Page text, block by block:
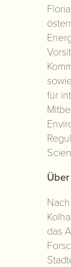
für
das